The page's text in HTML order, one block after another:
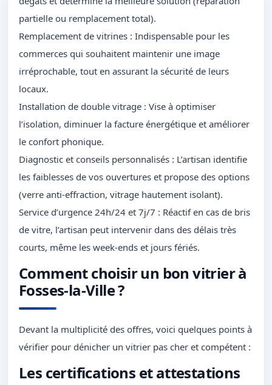
partielle ou remplacement total).
Remplacement de vitrines : Indispensable pour les
commerces qui souhaitent maintenir une image
irréprochable, tout en assurant la sécurité de leurs
locaux.
Installation de double vitrage : Vise à optimiser
l’isolation, diminuer la facture énergétique et améliorer
le confort phonique.
Diagnostic et conseils personnalisés : L’artisan identifie
les faiblesses de vos ouvertures et propose des options
(verre anti-effraction, vitrage hautement isolant).
Service d’urgence 24h/24 et 7j/7 : Réactif en cas de bris
de vitre, l’artisan peut intervenir dans des délais très
courts, même les week-ends et jours fériés.
Comment choisir un bon vitrier à
Fosses-la-Ville ?
Devant la multiplicité des offres, voici quelques points à
vérifier pour dénicher un vitrier pas cher et compétent :
Les certifications et attestations